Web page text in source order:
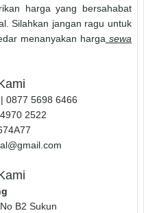
harga yang bersahabat
Silahkan jangan ragu untuk
menanyakan hargasewa
0877 5698 6466
2522
B2 Sukun